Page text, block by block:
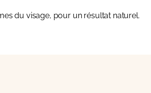
du visage, pour un résultat naturel.